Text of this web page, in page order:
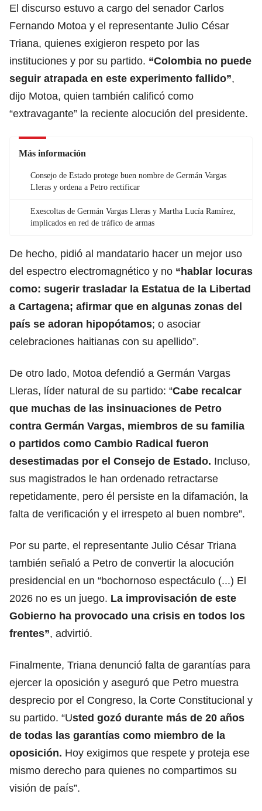
El discurso estuvo a cargo del senador Carlos
Fernando Motoa y el representante Julio César
Triana, quienes exigieron respeto por las
instituciones y por su partido. “Colombia no puede
seguir atrapada en este experimento fallido”,
dijo Motoa, quien también calificó como
“extravagante” la reciente alocución del presidente.
Más información
Consejo de Estado protege buen nombre de Germán Vargas
Lleras y ordena a Petro rectificar
Exescoltas de Germán Vargas Lleras y Martha Lucía Ramírez,
implicados en red de tráfico de armas
De hecho, pidió al mandatario hacer un mejor uso
del espectro electromagnético y no “hablar locuras
como: sugerir trasladar la Estatua de la Libertad
a Cartagena; afirmar que en algunas zonas del
país se adoran hipopótamos; o asociar
celebraciones haitianas con su apellido”.
De otro lado, Motoa defendió a Germán Vargas
Lleras, líder natural de su partido: “Cabe recalcar
que muchas de las insinuaciones de Petro
contra Germán Vargas, miembros de su familia
o partidos como Cambio Radical fueron
desestimadas por el Consejo de Estado. Incluso,
sus magistrados le han ordenado retractarse
repetidamente, pero él persiste en la difamación, la
falta de verificación y el irrespeto al buen nombre”.
Por su parte, el representante Julio César Triana
también señaló a Petro de convertir la alocución
presidencial en un “bochornoso espectáculo (...) El
2026 no es un juego. La improvisación de este
Gobierno ha provocado una crisis en todos los
frentes”, advirtió.
Finalmente, Triana denunció falta de garantías para
ejercer la oposición y aseguró que Petro muestra
desprecio por el Congreso, la Corte Constitucional y
su partido. “Usted gozó durante más de 20 años
de todas las garantías como miembro de la
oposición. Hoy exigimos que respete y proteja ese
mismo derecho para quienes no compartimos su
visión de país”.